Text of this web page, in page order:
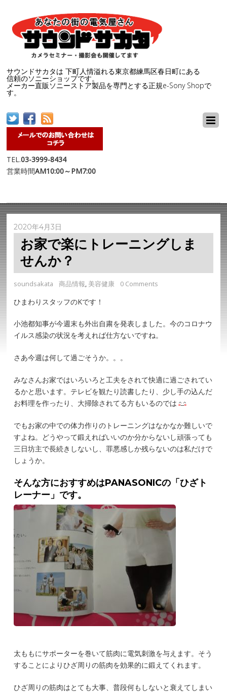
サウンドサカタは 下町人情溢れる東京都練馬区春日町にある
信頼のソニーショップです。
メーカー直販ソニーストア製品を専門とする正規e-Sony Shopで
す。
TEL.03-3999-8434
営業時間AM10:00～PM7:00
2020年4月3日
お家で楽にトレーニングしま
せんか？
soundsakata 商品情報 美容健康 0 Comments
ひまわりスタッフのKです！
小池都知事が今週末も外出自粛を発表しました。今のコロナウ
イルス感染の状況を考えれば仕方ないですね。
さあ今週は何して過ごそうか。。。
みなさんお家ではいろいろと工夫をされて快適に過ごされてい
るかと思います。テレビを観たり読書したり、少し手の込んだ
お料理を作ったり、大掃除されてる方もいるのでは
でもお家の中での体力作りのトレーニングはなかなか難しいで
すよね。どうやって鍛えればいいのか分からないし頑張っても
三日坊主で長続きしないし、罪悪感しか残らないのは私だけで
しょうか。
そんな方におすすめはPANASONICの「ひざト
レーナー」です。
太ももにサポーターを巻いて筋肉に電気刺激を与えます。そう
することによりひざ周りの筋肉を効果的に鍛えてくれます。
ひざ周りの筋肉はとても大事、普段何もしないと衰えてしまい